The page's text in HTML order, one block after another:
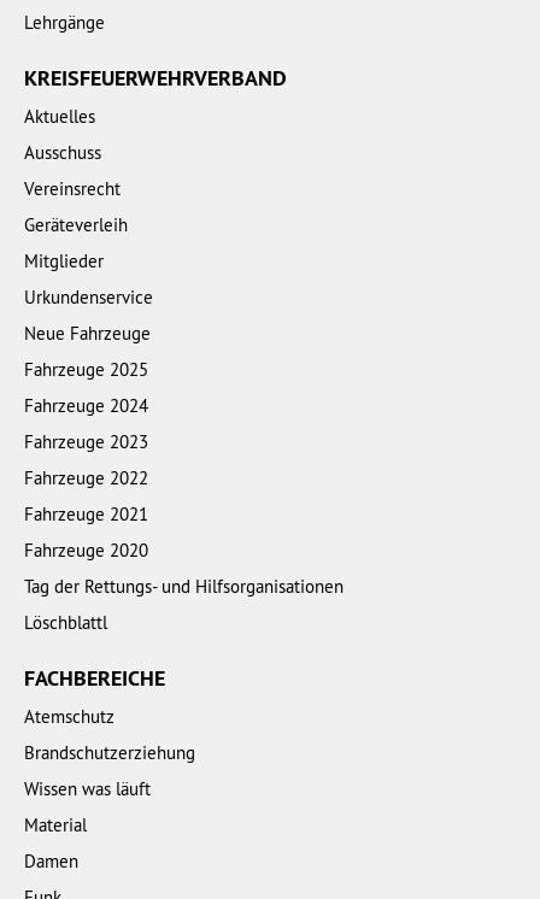
Lehrgänge
KREISFEUERWEHRVERBAND
Aktuelles
Ausschuss
Vereinsrecht
Geräteverleih
Mitglieder
Urkundenservice
Neue Fahrzeuge
Fahrzeuge 2025
Fahrzeuge 2024
Fahrzeuge 2023
Fahrzeuge 2022
Fahrzeuge 2021
Fahrzeuge 2020
Tag der Rettungs- und Hilfsorganisationen
Löschblattl
FACHBEREICHE
Atemschutz
Brandschutzerziehung
Wissen was läuft
Material
Damen